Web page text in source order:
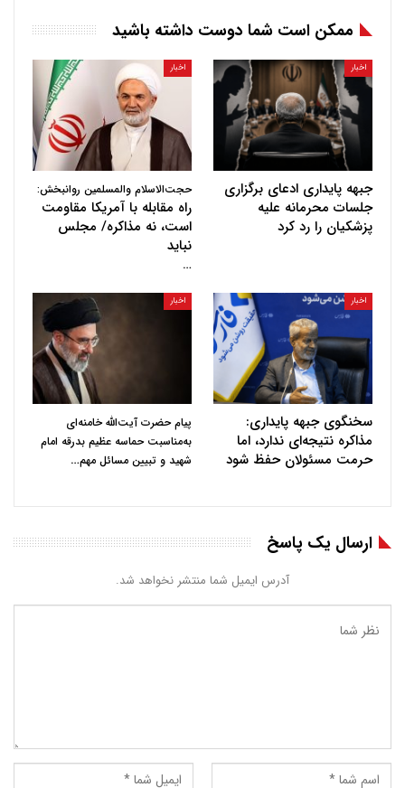
ممکن است شما دوست داشته باشید
اخبار
جبهه پایداری ادعای برگزاری
جلسات محرمانه علیه
پزشکیان را رد کرد
اخبار
حجت‌الاسلام والمسلمین روانبخش:
راه مقابله با آمریکا مقاومت
است، نه مذاکره/ مجلس
نباید
…
اخبار
سخنگوی جبهه پایداری:
مذاکره نتیجه‌ای ندارد، اما
حرمت مسئولان حفظ شود
اخبار
پیام حضرت آیت‌الله خامنه‌ای
به‌مناسبت حماسه عظیم بدرقه امام
شهید و تبیین مسائل مهم…
ارسال یک پاسخ
آدرس ایمیل شما منتشر نخواهد شد.